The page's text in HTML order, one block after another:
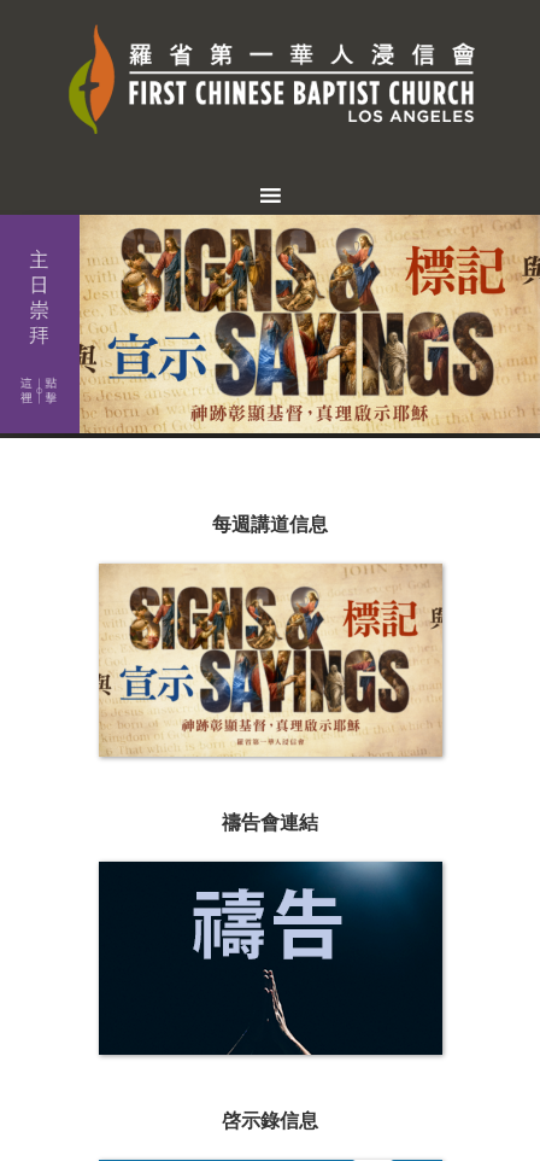
每週講道信息
禱告會連結
啓示錄信息